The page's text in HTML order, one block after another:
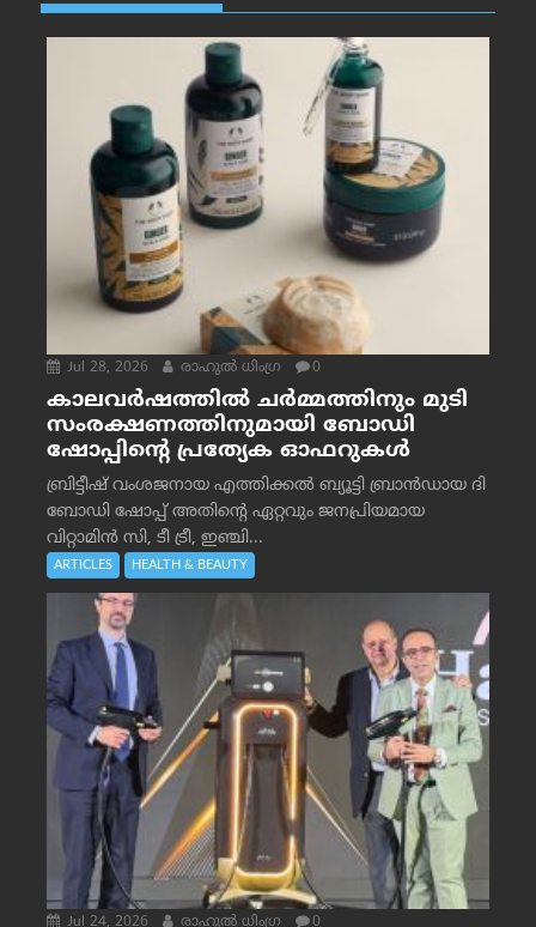
Jul 28, 2026 രാഹുല്‍ ധിംഗ്ര 0
കാലവർഷത്തിൽ ചർമ്മത്തിനും മുടി
സംരക്ഷണത്തിനുമായി ബോഡി
ഷോപ്പിന്റെ പ്രത്യേക ഓഫറുകൾ
ബ്രിട്ടീഷ് വംശജനായ എത്തിക്കൽ ബ്യൂട്ടി ബ്രാൻഡായ ദി
ബോഡി ഷോപ്പ് അതിന്റെ ഏറ്റവും ജനപ്രിയമായ
വിറ്റാമിൻ സി, ടീ ട്രീ, ഇഞ്ചി...
ARTICLES HEALTH & BEAUTY
Jul 24, 2026 രാഹുല്‍ ധിംഗ്ര 0